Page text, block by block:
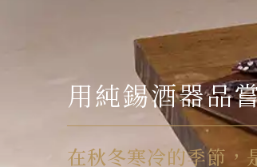
用純錫酒器品
在秋冬寒冷的季節，